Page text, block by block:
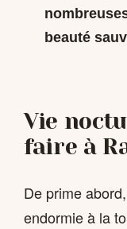
beauté
Vie
faire à
De prime
endormie à la